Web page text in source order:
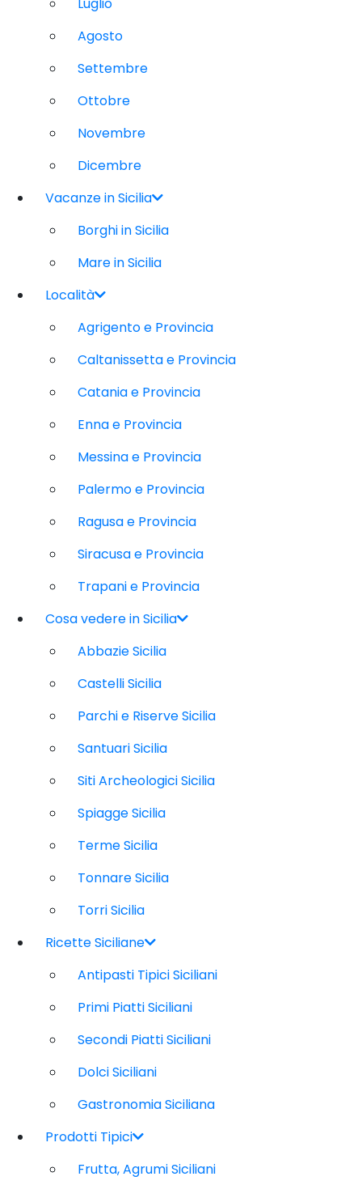
Luglio
Agosto
Settembre
Ottobre
Novembre
Dicembre
Vacanze in Sicilia
Borghi in Sicilia
Mare in Sicilia
Località
Agrigento e Provincia
Caltanissetta e Provincia
Catania e Provincia
Enna e Provincia
Messina e Provincia
Palermo e Provincia
Ragusa e Provincia
Siracusa e Provincia
Trapani e Provincia
Cosa vedere in Sicilia
Abbazie Sicilia
Castelli Sicilia
Parchi e Riserve Sicilia
Santuari Sicilia
Siti Archeologici Sicilia
Spiagge Sicilia
Terme Sicilia
Tonnare Sicilia
Torri Sicilia
Ricette Siciliane
Antipasti Tipici Siciliani
Primi Piatti Siciliani
Secondi Piatti Siciliani
Dolci Siciliani
Gastronomia Siciliana
Prodotti Tipici
Frutta, Agrumi Siciliani